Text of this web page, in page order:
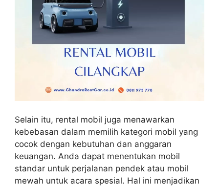
Selain itu, rental mobil juga menawarkan
kebebasan dalam memilih kategori mobil yang
cocok dengan kebutuhan dan anggaran
keuangan. Anda dapat menentukan mobil
standar untuk perjalanan pendek atau mobil
mewah untuk acara spesial. Hal ini menjadikan